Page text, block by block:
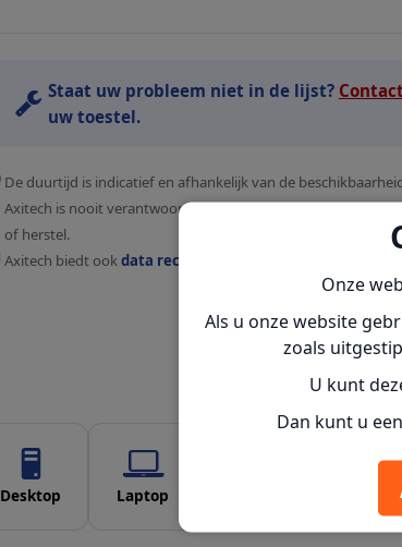
Onze
Als u onze website
zoals
U kunt
Dan kunt u
Staat uw probleem niet in de lijst?
uw toestel.
De duurtijd is indicatief en afhankelijk van de
Axitech is nooit verantwoordelijk voor het verlies van
of herstel.
Axitech biedt ookdata recovery diensten
Desktop Laptop